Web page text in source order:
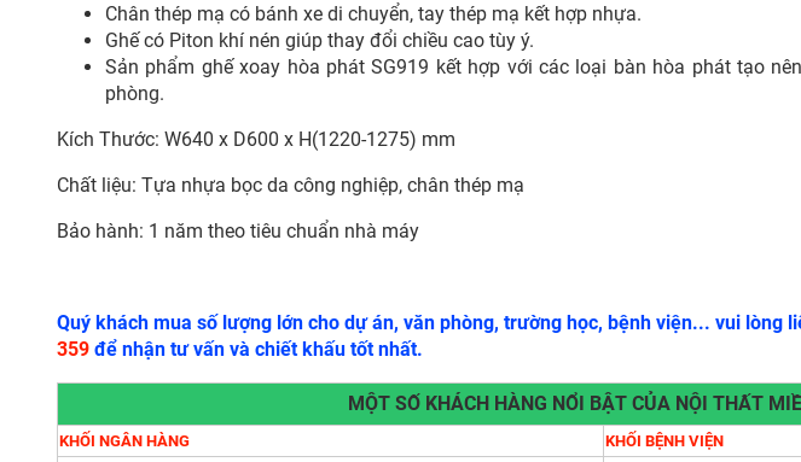
Chân thép mạ có bánh xe di chuyển, tay thép mạ kết hợp nhựa.
Ghế có Piton khí nén giúp thay đổi chiều cao tùy ý.
Sản phẩm ghế xoay hòa phát SG919 kết hợp với các loại bàn hòa phát tạo
phòng.
Kích Thước: W640 x D600 x H(1220-1275) mm
Chất liệu: Tựa nhựa bọc da công nghiệp, chân thép mạ
Bảo hành: 1 năm theo tiêu chuẩn nhà máy
Quý khách mua số lượng lớn cho dự án, văn phòng, trường học, bệnh viện... vui lòng
359 để nhận tư vấn và chiết khấu tốt nhất.
MỘT SỐ KHÁCH HÀNG NỔI BẬT CỦA NỘI THẤT
KHỐI NGÂN HÀNG
KHỐI BỆNH VIỆN